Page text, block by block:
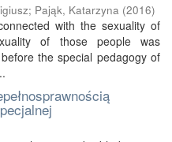
; Pająk, Katarzyna (2016)
with the sexuality of
of those people was
the special pedagogy of